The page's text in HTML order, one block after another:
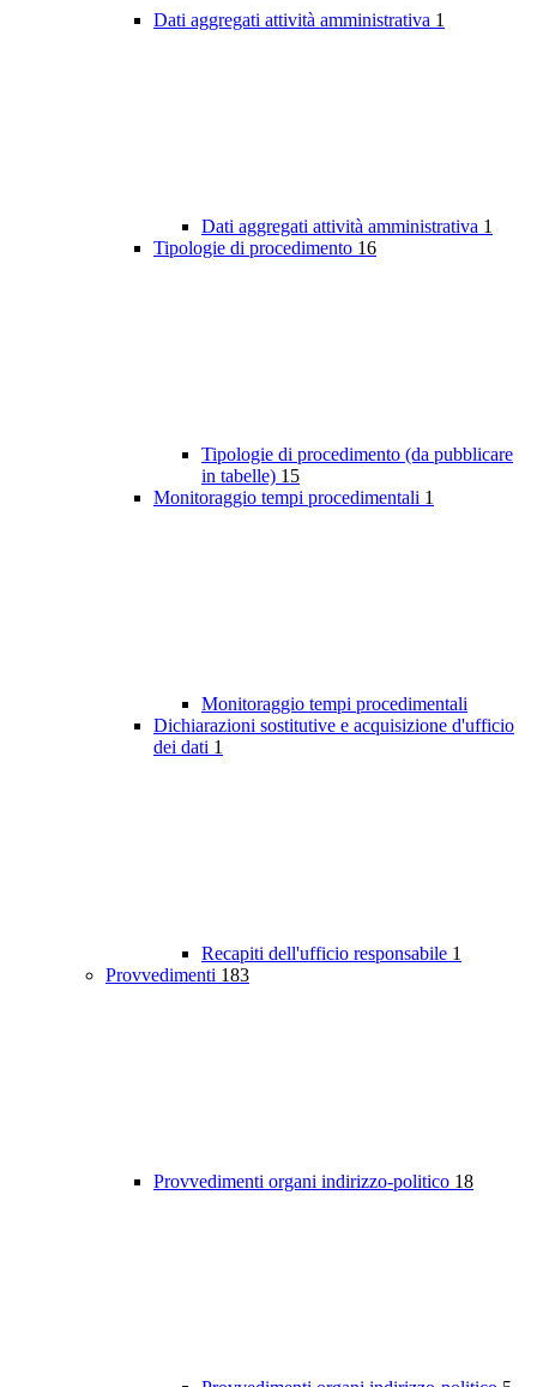
Dati aggregati attività amministrativa 1
Dati aggregati attività amministrativa 1
Tipologie di procedimento 16
Tipologie di procedimento (da pubblicare
in tabelle) 15
Monitoraggio tempi procedimentali 1
Monitoraggio tempi procedimentali
Dichiarazioni sostitutive e acquisizione d'ufficio
dei dati 1
Recapiti dell'ufficio responsabile 1
Provvedimenti 183
Provvedimenti organi indirizzo-politico 18